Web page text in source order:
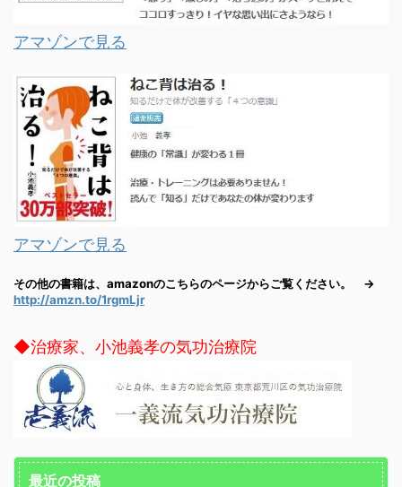
アマゾンで見る
アマゾンで見る
その他の書籍は、amazonのこちらのページからご覧ください。 →
http://amzn.to/1rgmLjr
◆治療家、小池義孝の気功治療院
最近の投稿